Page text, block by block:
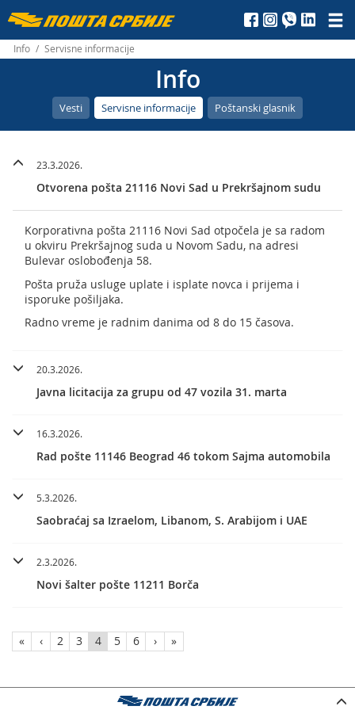
Пошта
Србије
д.о.о.
Info / Servisne informacije
Info
Vesti Servisne informacije Poštanski glasnik
23.3.2026.
Otvorena pošta 21116 Novi Sad u Prekršajnom sudu
Korporativna pošta 21116 Novi Sad otpočela je sa radom
u okviru Prekršajnog suda u Novom Sadu, na adresi
Bulevar oslobođenja 58.
Pošta pruža usluge uplate i isplate novca i prijema i
isporuke pošiljaka.
Radno vreme je radnim danima od 8 do 15 časova.
20.3.2026.
Javna licitacija za grupu od 47 vozila 31. marta
16.3.2026.
Rad pošte 11146 Beograd 46 tokom Sajma automobila
5.3.2026.
Saobraćaj sa Izraelom, Libanom, S. Arabijom i UAE
2.3.2026.
Novi šalter pošte 11211 Borča
« ‹ 2 3 4 5 6 › »